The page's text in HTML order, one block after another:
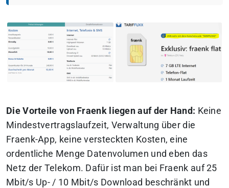
Die Vorteile von Fraenk liegen auf der Hand: Keine
Mindestvertragslaufzeit, Verwaltung über die
Fraenk-App, keine versteckten Kosten, eine
ordentliche Menge Datenvolumen und eben das
Netz der Telekom. Dafür ist man bei Fraenk auf 25
Mbit/s Up- / 10 Mbit/s Download beschränkt und